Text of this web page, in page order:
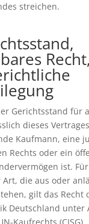
streichen.
Recht,
Gerichtsstand für
dieses
Kaufmann, eine
Rechts oder ein
ist.
die aus oder
gilt das Recht
Deutschland unter